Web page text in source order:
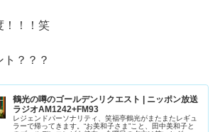
！！笑
ト？？？
鶴光の噂のゴールデンリクエスト | ニッポン放送
ラジオAM1242+FM93
レジェンドパーソナリティ、笑福亭鶴光がまたまたレギュ
ラーで帰ってきます。“お美和子さま”こと、田中美和子と